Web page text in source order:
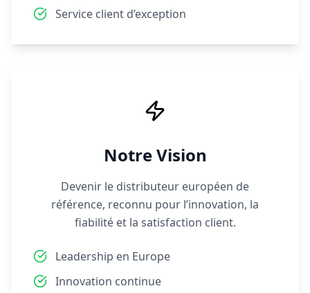
Service client d’exception
Notre Vision
Devenir le distributeur européen de
référence, reconnu pour l’innovation, la
fiabilité et la satisfaction client.
Leadership en Europe
Innovation continue